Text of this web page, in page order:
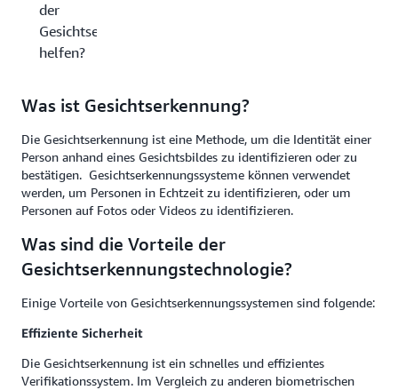
der
Gesichtserkennung
helfen?
Was ist Gesichtserkennung?
Die Gesichtserkennung ist eine Methode, um die Identität einer
Person anhand eines Gesichtsbildes zu identifizieren oder zu
bestätigen. Gesichtserkennungssysteme können verwendet
werden, um Personen in Echtzeit zu identifizieren, oder um
Personen auf Fotos oder Videos zu identifizieren.
Was sind die Vorteile der
Gesichtserkennungstechnologie?
Einige Vorteile von Gesichtserkennungssystemen sind folgende:
Effiziente Sicherheit
Die Gesichtserkennung ist ein schnelles und effizientes
Verifikationssystem. Im Vergleich zu anderen biometrischen